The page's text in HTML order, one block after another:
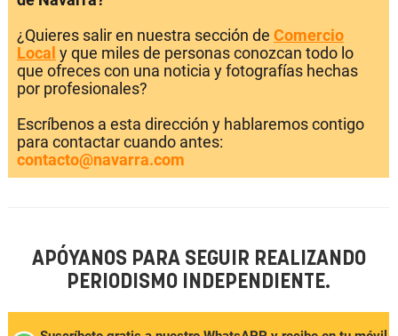
¿Quieres salir en nuestra sección de Comercio
Local y que miles de personas conozcan todo lo
que ofreces con una noticia y fotografías hechas
por profesionales?
Escríbenos a esta dirección y hablaremos contigo
para contactar cuando antes:
contacto@navarra.com
APÓYANOS PARA SEGUIR REALIZANDO
PERIODISMO INDEPENDIENTE.